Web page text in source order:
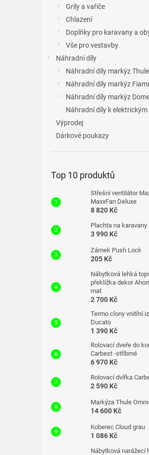
Grily a vařiče
Chlazení
Doplňky pro karavany a
Vše pro vestavby
Náhradní díly
Náhradní díly markýz
Náhradní díly markýz
Náhradní díly markýz
Náhradní díly k
Výprodej
Dárkové poukazy
Top 10 produktů
Střešní ventilátor
MaxxFan Deluxe
8 820 Kč
Plachta na karavany
3 990 Kč
Zámek Push Lock
205 Kč
Nábytková lehká
překližka dekor
mat
2 700 Kč
Termo clony vnitřní
Ducato
1 390 Kč
Rolovací dveře do
Carbest -stříbrné
6 970 Kč
Rolovací dvířka
2 590 Kč
Markýza Thule
14 600 Kč
Koberec Cloud grau
1 086 Kč
Nábytková narážecí